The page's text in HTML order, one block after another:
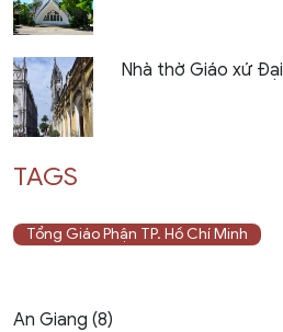
Nhà thờ Giáo xứ
TAGS
Tổng Giáo Phận TP. Hồ Chí Minh
An Giang (8)